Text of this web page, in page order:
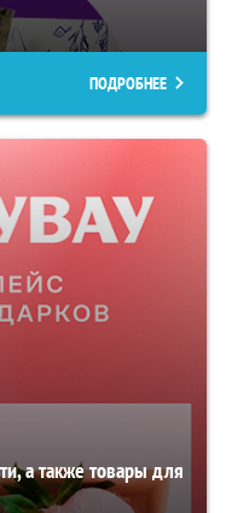
ПОДРОБНЕЕ
а также товары для